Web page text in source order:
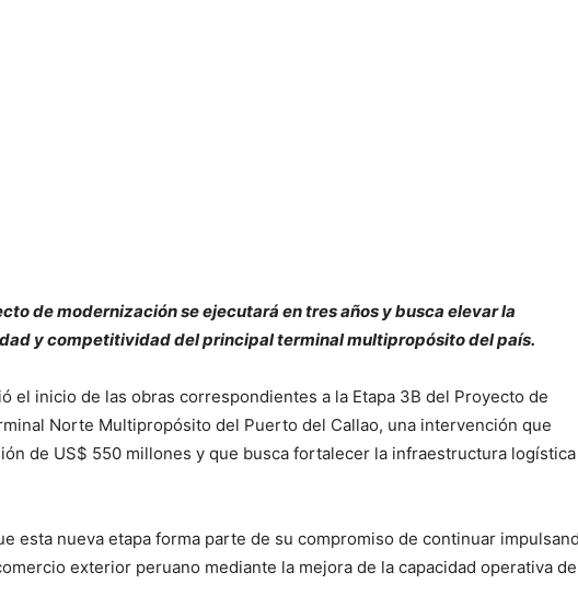
de modernización se ejecutará en tres años y busca elevar la
y competitividad del principal terminal multipropósito del país.
el inicio de las obras correspondientes a la Etapa 3B del Proyecto de
Norte Multipropósito del Puerto del Callao, una intervención que
de US$ 550 millones y que busca fortalecer la infraestructura
esta nueva etapa forma parte de su compromiso de continuar
exterior peruano mediante la mejora de la capacidad operativa